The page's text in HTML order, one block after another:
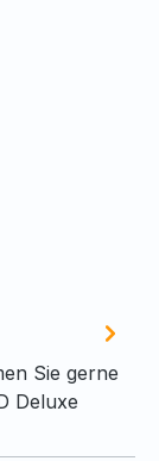
Sie gerne
Deluxe